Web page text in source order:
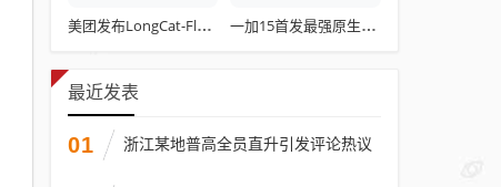
美团发布LongCat-Flash-Omni：总参数达5600亿 开源最先进水平 一加15首发最强原生165超高帧游戏：阵容前所未有
最近发表
01 浙江某地普高全员直升引发评论热议